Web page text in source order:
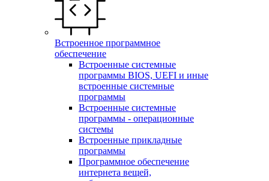
Встроенное программное
обеспечение
Встроенные системные
программы BIOS, UEFI и иные
встроенные системные
программы
Встроенные системные
программы - операционные
системы
Встроенные прикладные
программы
Программное обеспечение
интернета вещей,